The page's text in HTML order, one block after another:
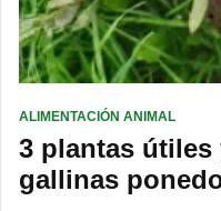
ALIMENTACIÓN ANIMAL
3 plantas útiles
gallinas